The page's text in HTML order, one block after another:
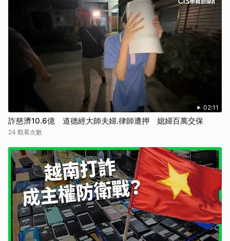
02:11
詐慈濟10.6億 道德經大師夫婦.律師遭押 媳婦百萬交保
24 觀看次數